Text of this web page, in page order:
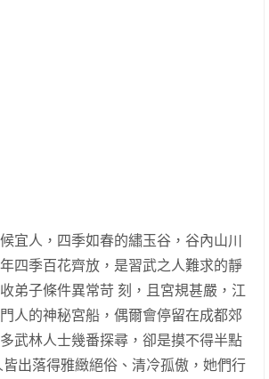
人，四季如春的繡玉谷，谷內山川
四季百花齊放，是習武之人難求的靜
弟子條件異常苛 刻，且宮規甚嚴，江
人的神秘宮船，偶爾會停留在成都郊
武林人士幾番探尋，卻是摸不得半點
出落得雅緻絕俗、清冷孤傲，她們行